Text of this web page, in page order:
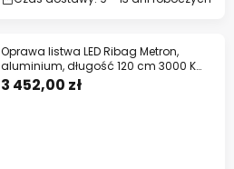
Oprawa listwa LED Ribag Metron,
aluminium, długość 120 cm 3000 K
DALI
3 452,00 zł